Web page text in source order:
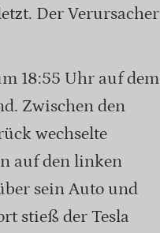
Der Verursacher
18:55 Uhr auf dem
Zwischen den
wechselte
auf den linken
sein Auto und
stieß der Tesla